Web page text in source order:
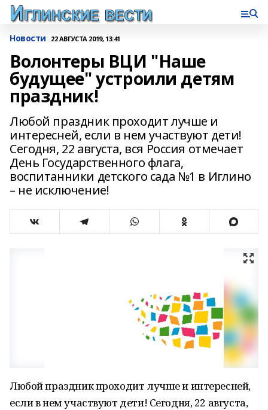
Новости 22 АВГУСТА 2019, 13:41
Волонтеры ВЦИ "Наше
будущее" устроили детям
праздник!
Любой праздник проходит лучше и
интересней, если в нем участвуют дети!
Сегодня, 22 августа, вся Россия отмечает
День Государственного флага,
воспитанники детского сада №1 в Иглино
– не исключение!
Любой праздник проходит лучше и интересней,
если в нем участвуют дети! Сегодня, 22 августа,